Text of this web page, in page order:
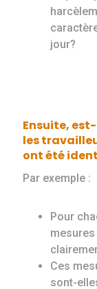
jour?
Ensuite,
les
ont été
Par exemple :
Pour
Ces
sont-